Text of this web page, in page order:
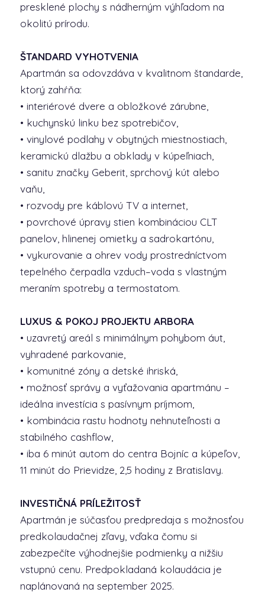
presklené plochy s nádherným výhľadom na
okolitú prírodu.
ŠTANDARD VYHOTVENIA
Apartmán sa odovzdáva v kvalitnom štandarde,
ktorý zahŕňa:
• interiérové dvere a obložkové zárubne,
• kuchynskú linku bez spotrebičov,
• vinylové podlahy v obytných miestnostiach,
keramickú dlažbu a obklady v kúpeľniach,
• sanitu značky Geberit, sprchový kút alebo
vaňu,
• rozvody pre káblovú TV a internet,
• povrchové úpravy stien kombináciou CLT
panelov, hlinenej omietky a sadrokartónu,
• vykurovanie a ohrev vody prostredníctvom
tepelného čerpadla vzduch–voda s vlastným
meraním spotreby a termostatom.
LUXUS & POKOJ PROJEKTU ARBORA
• uzavretý areál s minimálnym pohybom áut,
vyhradené parkovanie,
• komunitné zóny a detské ihriská,
• možnosť správy a vyťažovania apartmánu –
ideálna investícia s pasívnym príjmom,
• kombinácia rastu hodnoty nehnuteľnosti a
stabilného cashflow,
• iba 6 minút autom do centra Bojníc a kúpeľov,
11 minút do Prievidze, 2,5 hodiny z Bratislavy.
INVESTIČNÁ PRÍLEŽITOSŤ
Apartmán je súčasťou predpredaja s možnosťou
predkolaudačnej zľavy, vďaka čomu si
zabezpečíte výhodnejšie podmienky a nižšiu
vstupnú cenu. Predpokladaná kolaudácia je
naplánovaná na september 2025.